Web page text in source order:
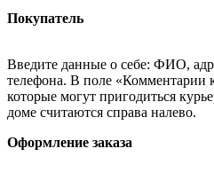
Покупатель
Введите данные о себе: ФИО,
телефона. В поле «Комментарии
которые могут пригодиться
доме считаются справа налево.
Оформление заказа